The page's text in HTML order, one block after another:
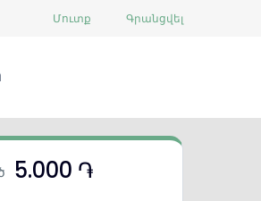
Մուտք Գրանցվել
5.000 ֏